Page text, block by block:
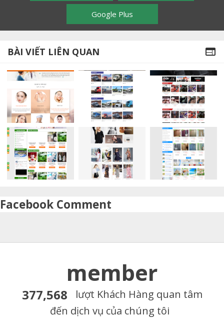
Google Plus
BÀI VIẾT LIÊN QUAN 
Facebook Comment
member
377,568
lượt Khách Hàng quan tâm
đến dịch vụ của chúng tôi